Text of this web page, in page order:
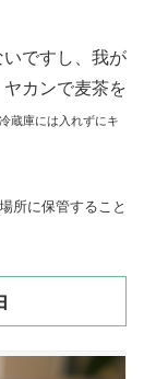
ですし、我が
カンで麦茶を
蔵庫には入れずにキ
所に保管すること